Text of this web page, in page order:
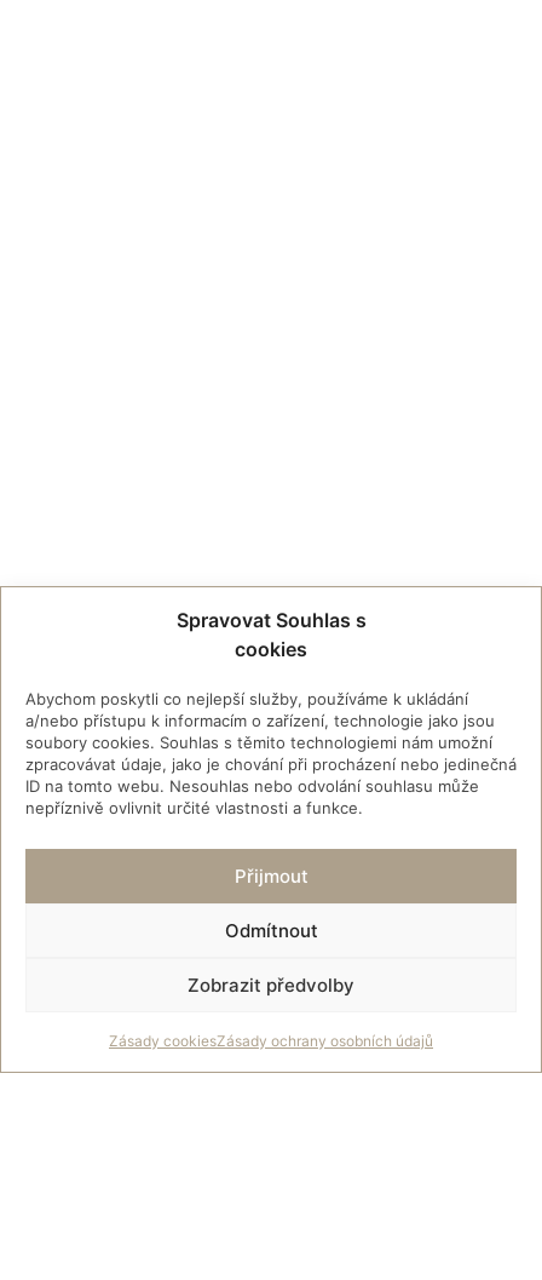
Spravovat Souhlas s
cookies
Abychom poskytli co nejlepší služby, používáme k ukládání
a/nebo přístupu k informacím o zařízení, technologie jako jsou
soubory cookies. Souhlas s těmito technologiemi nám umožní
zpracovávat údaje, jako je chování při procházení nebo jedinečná
ID na tomto webu. Nesouhlas nebo odvolání souhlasu může
nepříznivě ovlivnit určité vlastnosti a funkce.
Přijmout
Odmítnout
Zobrazit předvolby
Zásady cookiesZásady ochrany osobních údajů